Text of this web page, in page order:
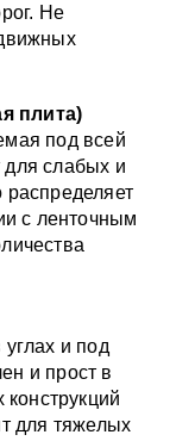
Не
плита)
под всей
слабых и
распределяет
с ленточным
и под
и прост в
конструкций
для тяжелых